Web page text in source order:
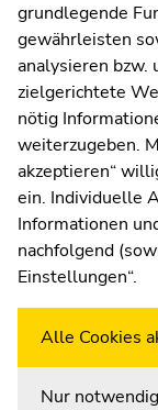
Moodle
UNIGRAZonline
Impressum
Cookie-
Wetterstation
grundlegende
gewährleisten
analysieren bzw.
zielgerichtete
nötig
weiterzugeben.
akzeptieren“
ein. Individuelle
Informationen
nachfolgend
Einstellungen“.
Alle Cookies
Nur